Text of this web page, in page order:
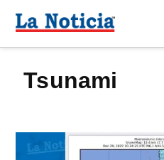
Para mantenerte
contenido
Tsunami